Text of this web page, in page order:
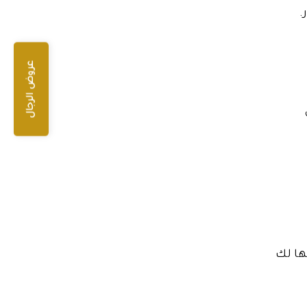
عروض الرجال
لك